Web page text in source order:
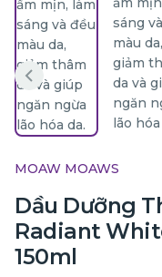
MOAW MOAWS
Dầu Dưỡng
Radiant
150ml